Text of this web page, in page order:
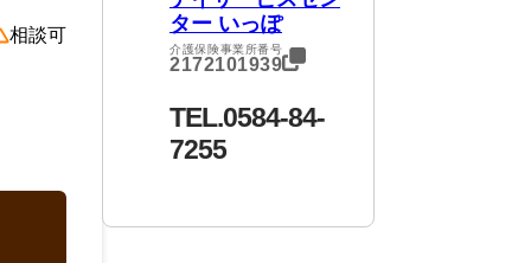
相談可
ター いっぽ
介護保険事業所番号
2172101939
TEL.0584-84-
7255